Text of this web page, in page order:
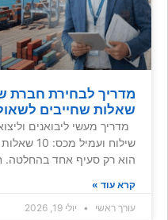
שאלות שחייבים
מדריך מעשי ליבואנים
שילוח
הוא רק סעיף אחד בהחלטה.
קרא עוד »
עורך ראשי
יולי 19, 2026